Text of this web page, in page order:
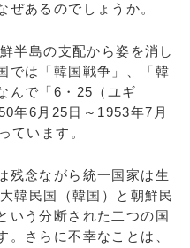
ぜあるのでしょうか。
半島の支配から姿を消し
では「韓国戦争」、「韓
んで「6・25（ユギ
年6月25日～1953年7月
ています。
念ながら統一国家は生
韓民国（韓国）と朝鮮民
いう分断された二つの国
。さらに不幸なことは、